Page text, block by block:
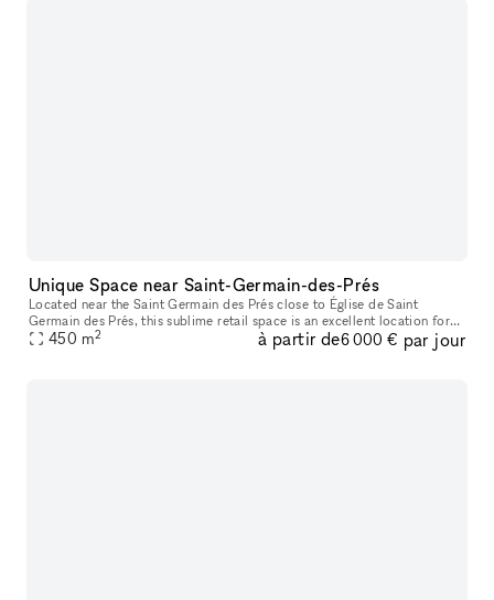
Unique Space near Saint-Germain-des-Prés
Located near the Saint Germain des Prés close to Église de Saint
Germain des Prés, this sublime retail space is an excellent location for
brands to host a Product Launch, Corporate Event or Showroom.
450 m2 à partir de6 000 € par jour